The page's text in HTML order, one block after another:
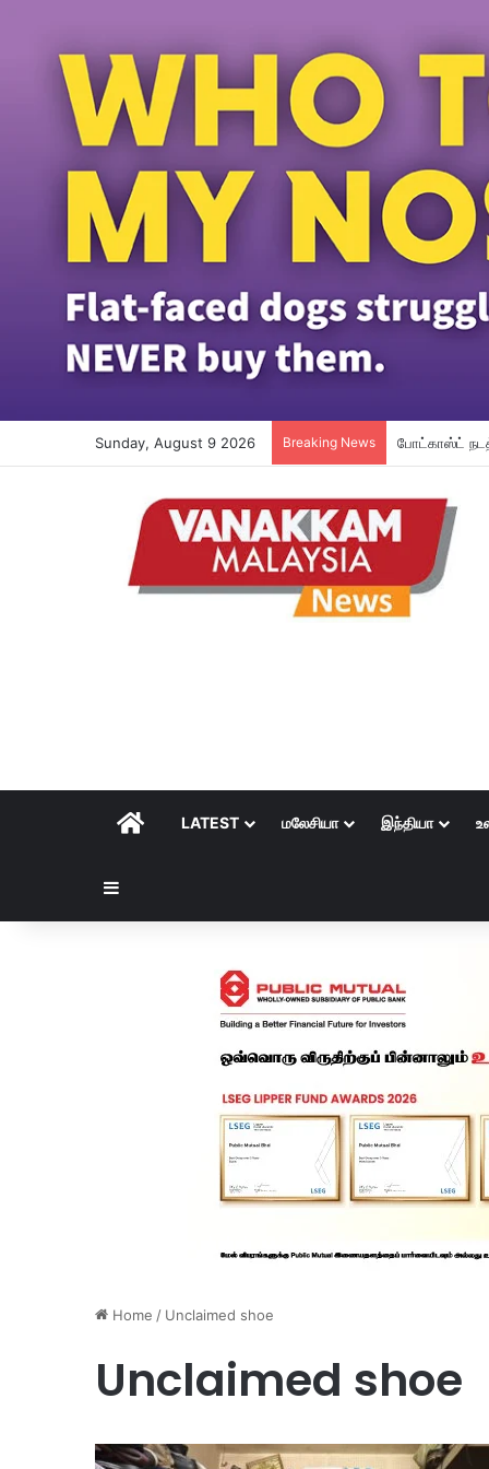
Sunday, August 9 2026 Breaking News போட்காஸ்ட்
HOMELATEST மலேசியா இந்தியா
Home / Unclaimed shoe
Unclaimed shoe